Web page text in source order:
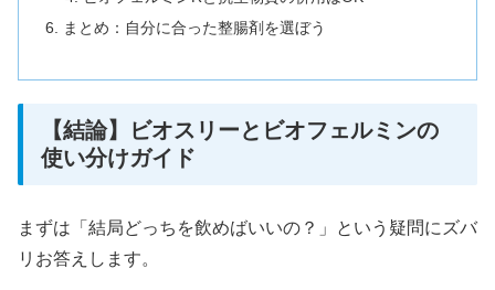
まとめ：自分に合った整腸剤を選ぼう
【結論】ビオスリーとビオフェルミンの
使い分けガイド
まずは「結局どっちを飲めばいいの？」という疑問にズバ
リお答えします。